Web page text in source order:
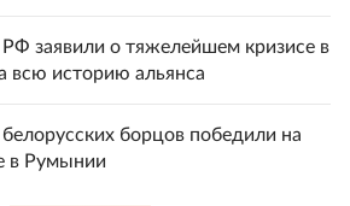
заявили о тяжелейшем кризисе в
всю историю альянса
борцов победили на
в Румынии